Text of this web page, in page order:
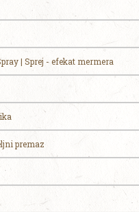
| Sprej - efekat mermera
premaz